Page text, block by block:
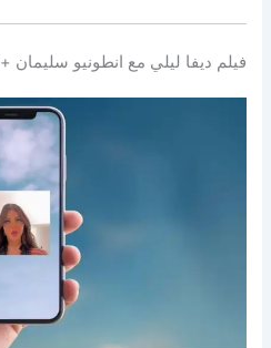
فيلم ديفا ليلي مع انطونيو سليمان +18 كامل